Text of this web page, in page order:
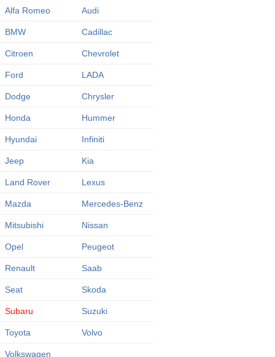
Alfa Romeo Audi
BMW Cadillac
Citroen Chevrolet
Ford LADA
Dodge Chrysler
Honda Hummer
Hyundai Infiniti
Jeep Kia
Land Rover Lexus
Mazda Mercedes-Benz
Mitsubishi Nissan
Opel Peugeot
Renault Saab
Seat Skoda
Subaru Suzuki
Toyota Volvo
Volkswagen